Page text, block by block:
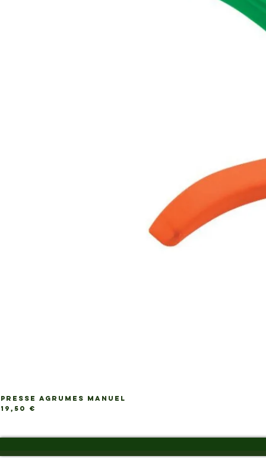
PRESSE AGRUMES MANUEL
Prix
19,50 €